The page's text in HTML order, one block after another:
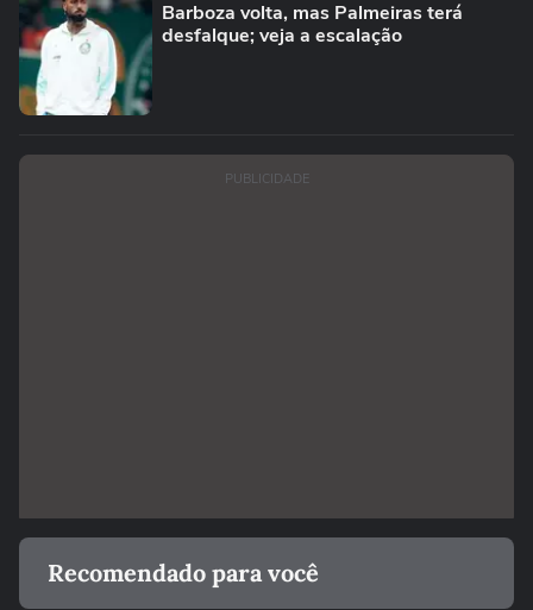
Barboza volta, mas Palmeiras terá
desfalque; veja a escalação
PUBLICIDADE
Recomendado para você